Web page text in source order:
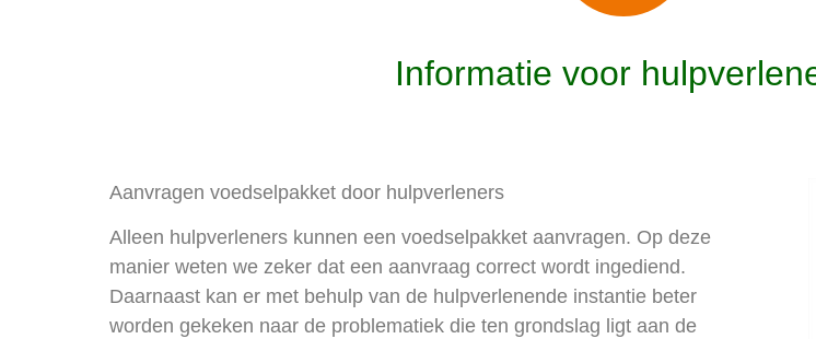
Informatie voor
Aanvragen voedselpakket door hulpverleners
Alleen hulpverleners kunnen een voedselpakket aanvragen. Op deze
manier weten we zeker dat een aanvraag correct wordt ingediend.
Daarnaast kan er met behulp van de hulpverlenende instantie beter
worden gekeken naar de problematiek die ten grondslag ligt aan de